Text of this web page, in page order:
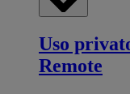
Uso
Remote